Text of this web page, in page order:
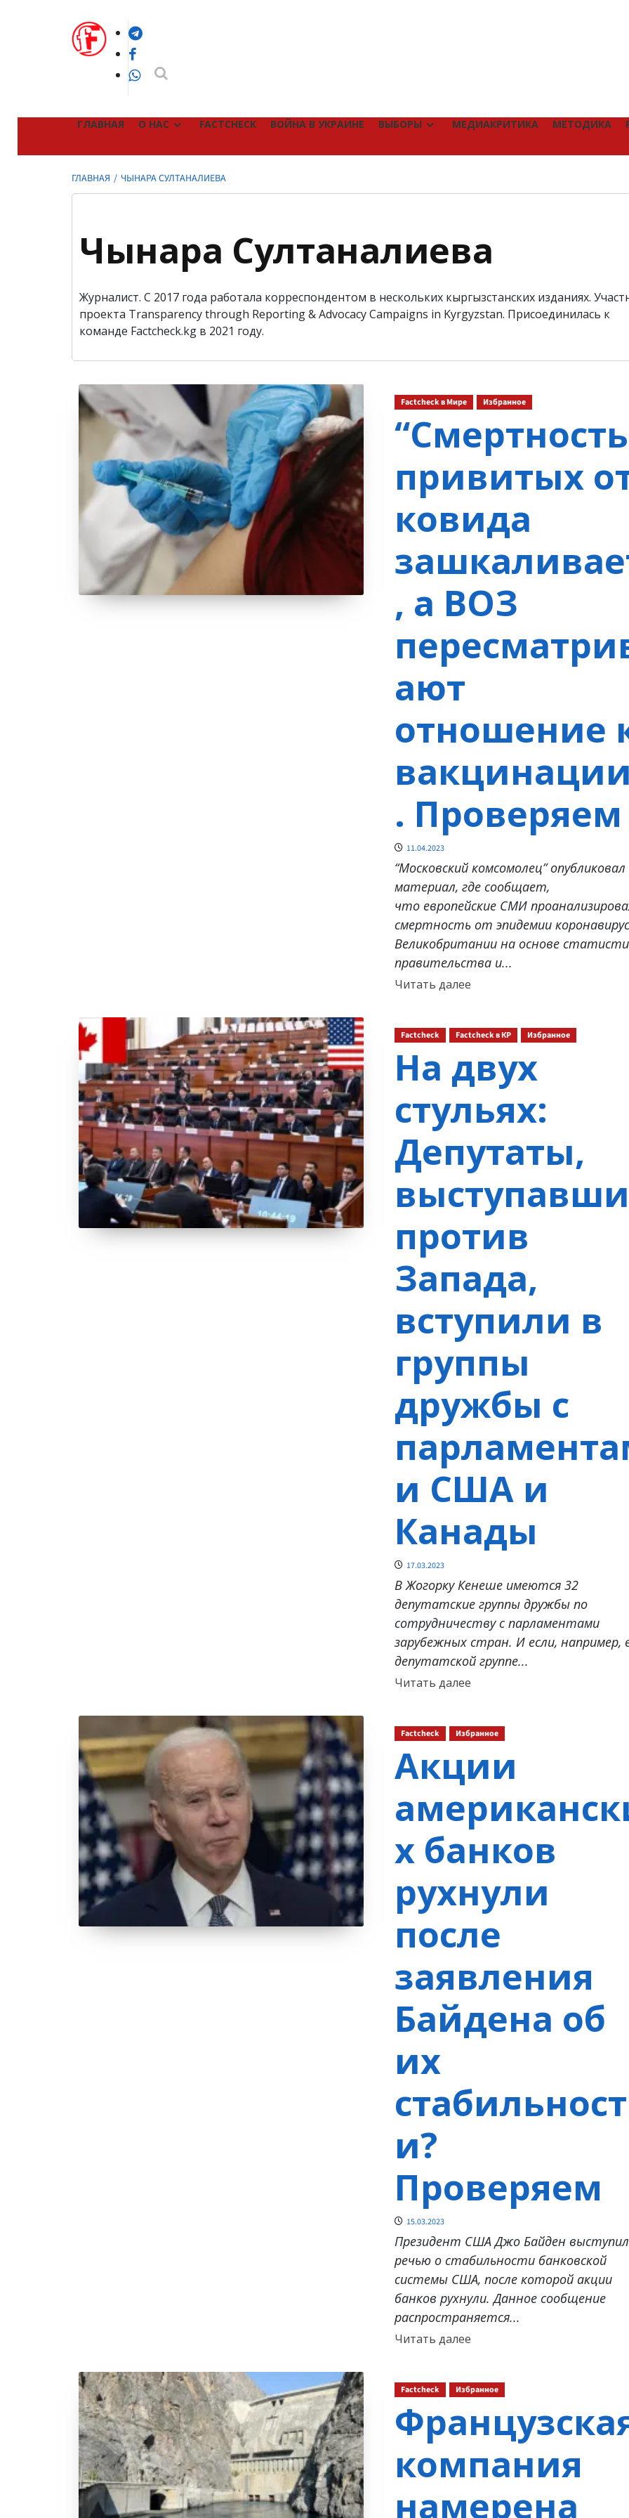
содержимому
Telegram
Facebook
WhatsApp
ГЛАВНАЯ О НАС FACTCHECK ВОЙНА В УКРАИНЕ ВЫБОРЫ МЕДИАКРИТИКА МЕТОДИКА
ГЛАВНАЯ ЧЫНАРА СУЛТАНАЛИЕВА
Чынара Султаналиева
Журналист. С 2017 года работала корреспондентом в нескольких кыргызстанских изданиях.
проекта Transparency through Reporting & Advocacy Campaigns in Kyrgyzstan. Присоединилась к
команде Factcheck.kg в 2021 году.
Factcheck в Мире Избранное
“Смертность
привитых
ковида
, а ВОЗ
ают
отношение
. Проверяем
11.04.2023
“Московский комсомолец” опубликовал
материал, где сообщает,
что европейские СМИ
смертность от эпидемии
Великобритании на основе
правительства и...
Читать далееПрочитать
Factcheck Factcheck в КР Избранное
На двух
стульях:
Депутаты,
против
Запада,
вступили в
группы
дружбы с
и США и
Канады
17.03.2023
В Жогорку Кенеше имеются 32
депутатские группы дружбы по
сотрудничеству с парламентами
зарубежных стран. И если, например,
депутатской группе...
Читать далееПрочитать
Factcheck Избранное
Акции
х банков
рухнули
после
заявления
Байдена об
их
стабильност
и?
Проверяем
15.03.2023
Президент США Джо Байден
речью о стабильности банковской
системы США, после которой акции
банков рухнули. Данное сообщение
распространяется...
Читать далееПрочитать
Factcheck Избранное
компания
намерена